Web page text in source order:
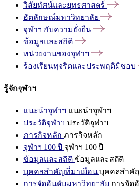
วิสัยทัศน์และยุทธศาสตร์
อัตลักษณ์มหาวิทยาลัย
จุฬาฯ กับความยั่งยืน
ข้อมูลและสถิติ
หน่วยงานของจุฬาฯ
ร้องเรียนทุจริตและประพฤติมิชอบ
รู้จักจุฬาฯ
แนะนำจุฬาฯ แนะนำจุฬาฯ
ประวัติจุฬาฯ ประวัติจุฬาฯ
ภารกิจหลัก ภารกิจหลัก
จุฬาฯ 100 ปี จุฬาฯ 100 ปี
ข้อมูลและสถิติ ข้อมูลและสถิติ
บุคคลสำคัญที่มาเยือน บุคคลสำคั
การจัดอันดับมหาวิทยาลัย การจัด